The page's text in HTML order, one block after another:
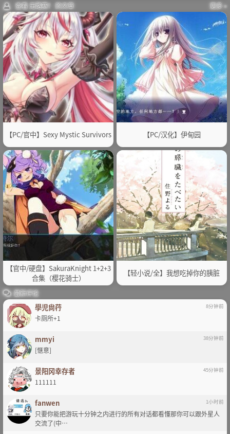
查看 无路赛！ 的文章
更多 »
【PC/官中】Sexy Mystic Survivors 【PC/汉化】伊甸园
【官中/硬盘】SakuraKnight 1+2+3
合集（樱花骑士）
【轻小说/全】我想吃掉你的胰脏
最新评论
學児尙荇 8分钟前
卡厕所+1
mmyi 38分钟前
[惬意]
景阳冈幸存者 45分钟前
111111
fanwen 1小时前
只要你能把游玩十分钟之内进行的所有对话都看懂那你可以跟外星人
交流了(中…